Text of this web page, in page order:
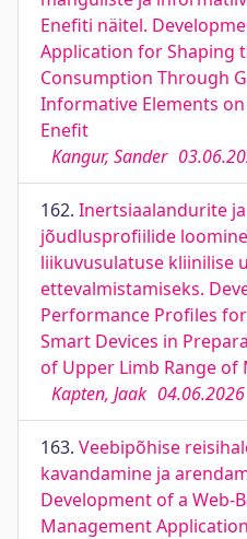
Enefiti näitel.
Application for Shaping
Consumption Through
Informative Elements on
Enefit
Kangur, Sander
162. Inertsiaalandurite
jõudlusprofiilide
liikuvusulatuse kliinilise
ettevalmistamiseks.
Performance Profiles
Smart Devices in
of Upper Limb Range of
Kapten, Jaak 04.06.2026
163. Veebipõhise
kavandamine ja
Development of a Web-
Management Application